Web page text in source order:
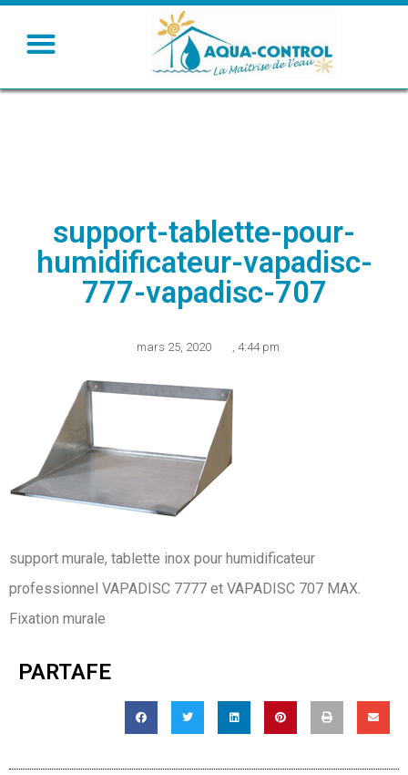
support-tablette-pour-
humidificateur-vapadisc-
777-vapadisc-707
mars 25, 2020 , 4:44 pm
support murale, tablette inox pour humidificateur
professionnel VAPADISC 7777 et VAPADISC 707 MAX.
Fixation murale
PARTAFE